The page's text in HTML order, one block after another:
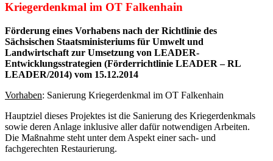
Kriegerdenkmal im OT Falkenhain
Förderung eines Vorhabens nach der Richtlinie des
Sächsischen Staatsministeriums für Umwelt und
Landwirtschaft zur Umsetzung von LEADER-
Entwicklungsstrategien (Förderrichtlinie LEADER – RL
LEADER/2014) vom 15.12.2014
Vorhaben: Sanierung Kriegerdenkmal im OT Falkenhain
Hauptziel dieses Projektes ist die Sanierung des Kriegerdenkmals
sowie deren Anlage inklusive aller dafür notwendigen Arbeiten.
Die Maßnahme steht unter dem Aspekt einer sach- und
fachgerechten Restaurierung.